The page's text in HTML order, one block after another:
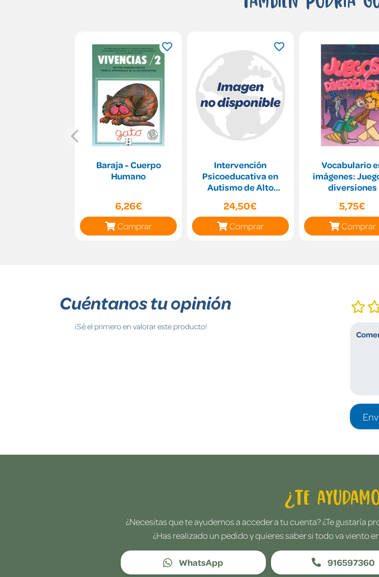
Baraja - Cuerpo
Humano
6,26€
Comprar
Intervención
Psicoeducativa en
Autismo de Alto
Síndrome de Aspe
24,50€
Comprar
Vocabulario
imágenes:
diversiones
5,75€
Comprar
Cuéntanos tu opinión
¡Sé el primero en valorar este producto!
¿Te
¿Necesitas que te ayudemos a acceder a tu cuenta? ¿Te gustaría
¿Has realizado un pedido y quieres saber si todo va viento
WhatsApp 916597360